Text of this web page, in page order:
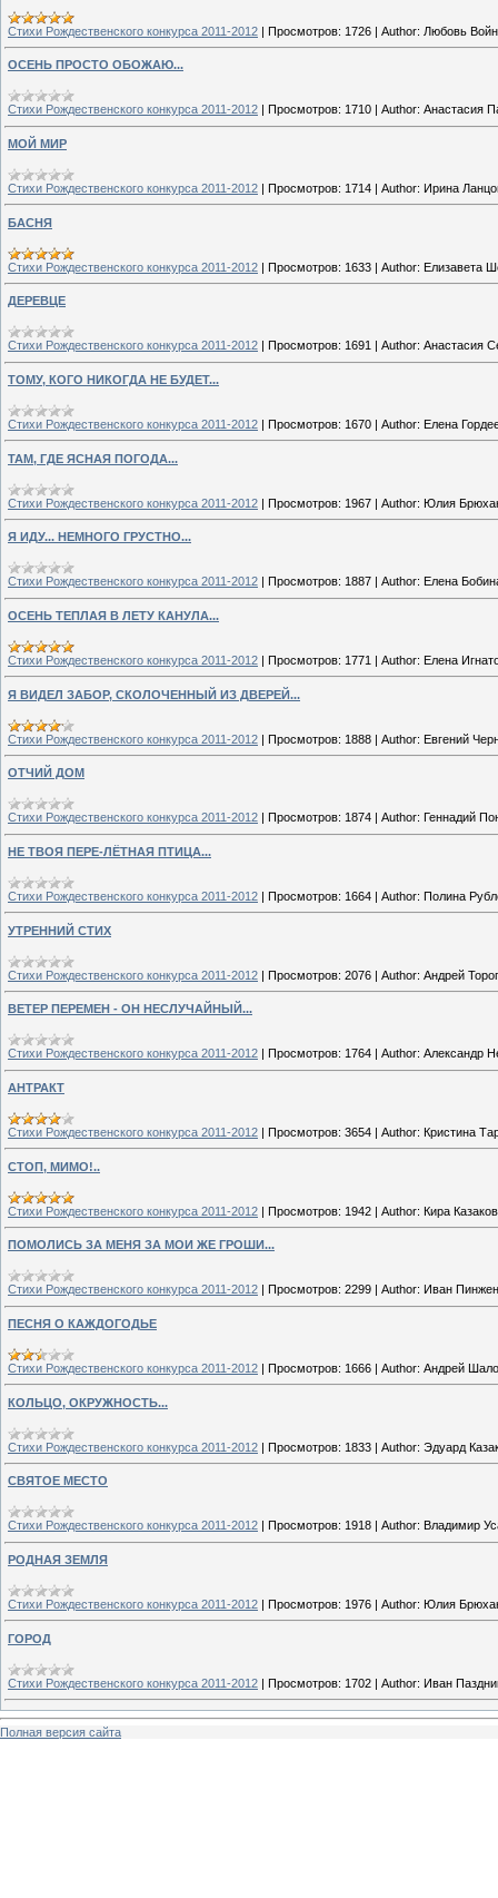
Стихи Рождественского конкурса 2011-2012 | Просмотров: 1726 | Author: Любовь
ОСЕНЬ ПРОСТО ОБОЖАЮ...
Стихи Рождественского конкурса 2011-2012 Просмотров: 1710 Author: Анастасия
МОЙ МИР
Стихи Рождественского конкурса 2011-2012 | Просмотров: 1714 | Author: Ирина
БАСНЯ
Стихи Рождественского конкурса 2011-2012 | Просмотров: 1633 | Author: Елизавета
ДЕРЕВЦЕ
Стихи Рождественского конкурса 2011-2012 Просмотров: 1691 Author: Анастасия
ТОМУ, КОГО НИКОГДА НЕ БУДЕТ...
Стихи Рождественского конкурса 2011-2012 | Просмотров: 1670 | Author: Елена
ТАМ, ГДЕ ЯСНАЯ ПОГОДА...
Стихи Рождественского конкурса 2011-2012 | Просмотров: 1967 | Author: Юлия
Я ИДУ... НЕМНОГО ГРУСТНО...
Стихи Рождественского конкурса 2011-2012 Просмотров: 1887 Author: Елена
ОСЕНЬ ТЕПЛАЯ В ЛЕТУ КАНУЛА...
Стихи Рождественского конкурса 2011-2012 | Просмотров: 1771 | Author: Елена
Я ВИДЕЛ ЗАБОР, СКОЛОЧЕННЫЙ ИЗ ДВЕРЕЙ...
Стихи Рождественского конкурса 2011-2012 | Просмотров: 1888 | Author: Евгений
ОТЧИЙ ДОМ
Стихи Рождественского конкурса 2011-2012 Просмотров: 1874 Author: Геннадий
НЕ ТВОЯ ПЕРЕ-ЛЁТНАЯ ПТИЦА...
Стихи Рождественского конкурса 2011-2012 | Просмотров: 1664 | Author: Полина
УТРЕННИЙ СТИХ
Стихи Рождественского конкурса 2011-2012 | Просмотров: 2076 | Author: Андрей
ВЕТЕР ПЕРЕМЕН - ОН НЕСЛУЧАЙНЫЙ...
Стихи Рождественского конкурса 2011-2012 Просмотров: 1764 Author: Александр
АНТРАКТ
Стихи Рождественского конкурса 2011-2012 | Просмотров: 3654 | Author: Кристина
СТОП, МИМО!..
Стихи Рождественского конкурса 2011-2012 | Просмотров: 1942 | Author: Кира
ПОМОЛИСЬ ЗА МЕНЯ ЗА МОИ ЖЕ ГРОШИ...
Стихи Рождественского конкурса 2011-2012 Просмотров: 2299 Author: Иван
ПЕСНЯ О КАЖДОГОДЬЕ
Стихи Рождественского конкурса 2011-2012 | Просмотров: 1666 | Author: Андрей
КОЛЬЦО, ОКРУЖНОСТЬ...
Стихи Рождественского конкурса 2011-2012 | Просмотров: 1833 | Author: Эдуард
СВЯТОЕ МЕСТО
Стихи Рождественского конкурса 2011-2012 Просмотров: 1918 Author: Владимир
РОДНАЯ ЗЕМЛЯ
Стихи Рождественского конкурса 2011-2012 | Просмотров: 1976 | Author: Юлия
ГОРОД
Стихи Рождественского конкурса 2011-2012 | Просмотров: 1702 | Author: Иван
Полная версия сайта